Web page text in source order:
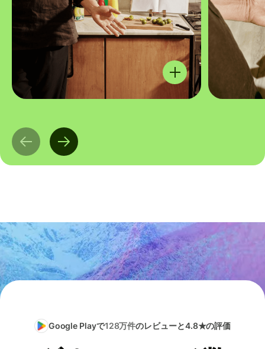
Google Playで128万件のレビューと4.8★の評価